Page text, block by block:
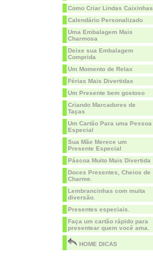
Como Criar Lindas Caixinhas
Calendário Personalizado
Uma Embalagem Mais
Charmosa
Deixe sua Embalagem
Comprida
Um Momento de Relax
Férias Mais Divertidas
Um Presente bem gostoso
Criando Marcadores de
Taças
Um Cartão Para uma Pessoa
Especial
Sua Mãe Merece um
Presente Especial
Páscoa Muito Mais Divertida
Doces Presentes, Cheios de
Charme.
Lembrancinhas com muita
diversão.
Presentes especiais.
Faça um cartão rápido para
presentear quem você ama.
HOME DICAS